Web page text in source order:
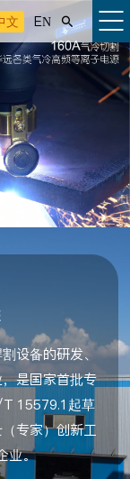
文 EN 
设备的研发、
是国家首批专
T 15579.1起草
专家）创新工
业。